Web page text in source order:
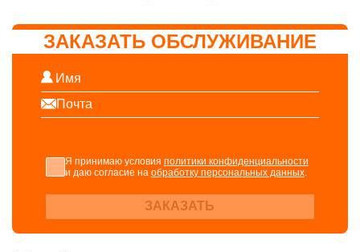
ЗАКАЗАТЬ ОБСЛУЖИВАНИЕ
Я принимаю условия политики конфиденциальности
и даю согласие на обработку персональных данных.
ЗАКАЗАТЬ